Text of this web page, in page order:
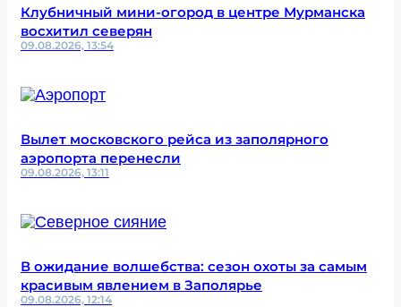
Клубничный мини-огород в центре Мурманска
восхитил северян
09.08.2026, 13:54
Вылет московского рейса из заполярного
аэропорта перенесли
09.08.2026, 13:11
В ожидание волшебства: сезон охоты за самым
красивым явлением в Заполярье
09.08.2026, 12:14